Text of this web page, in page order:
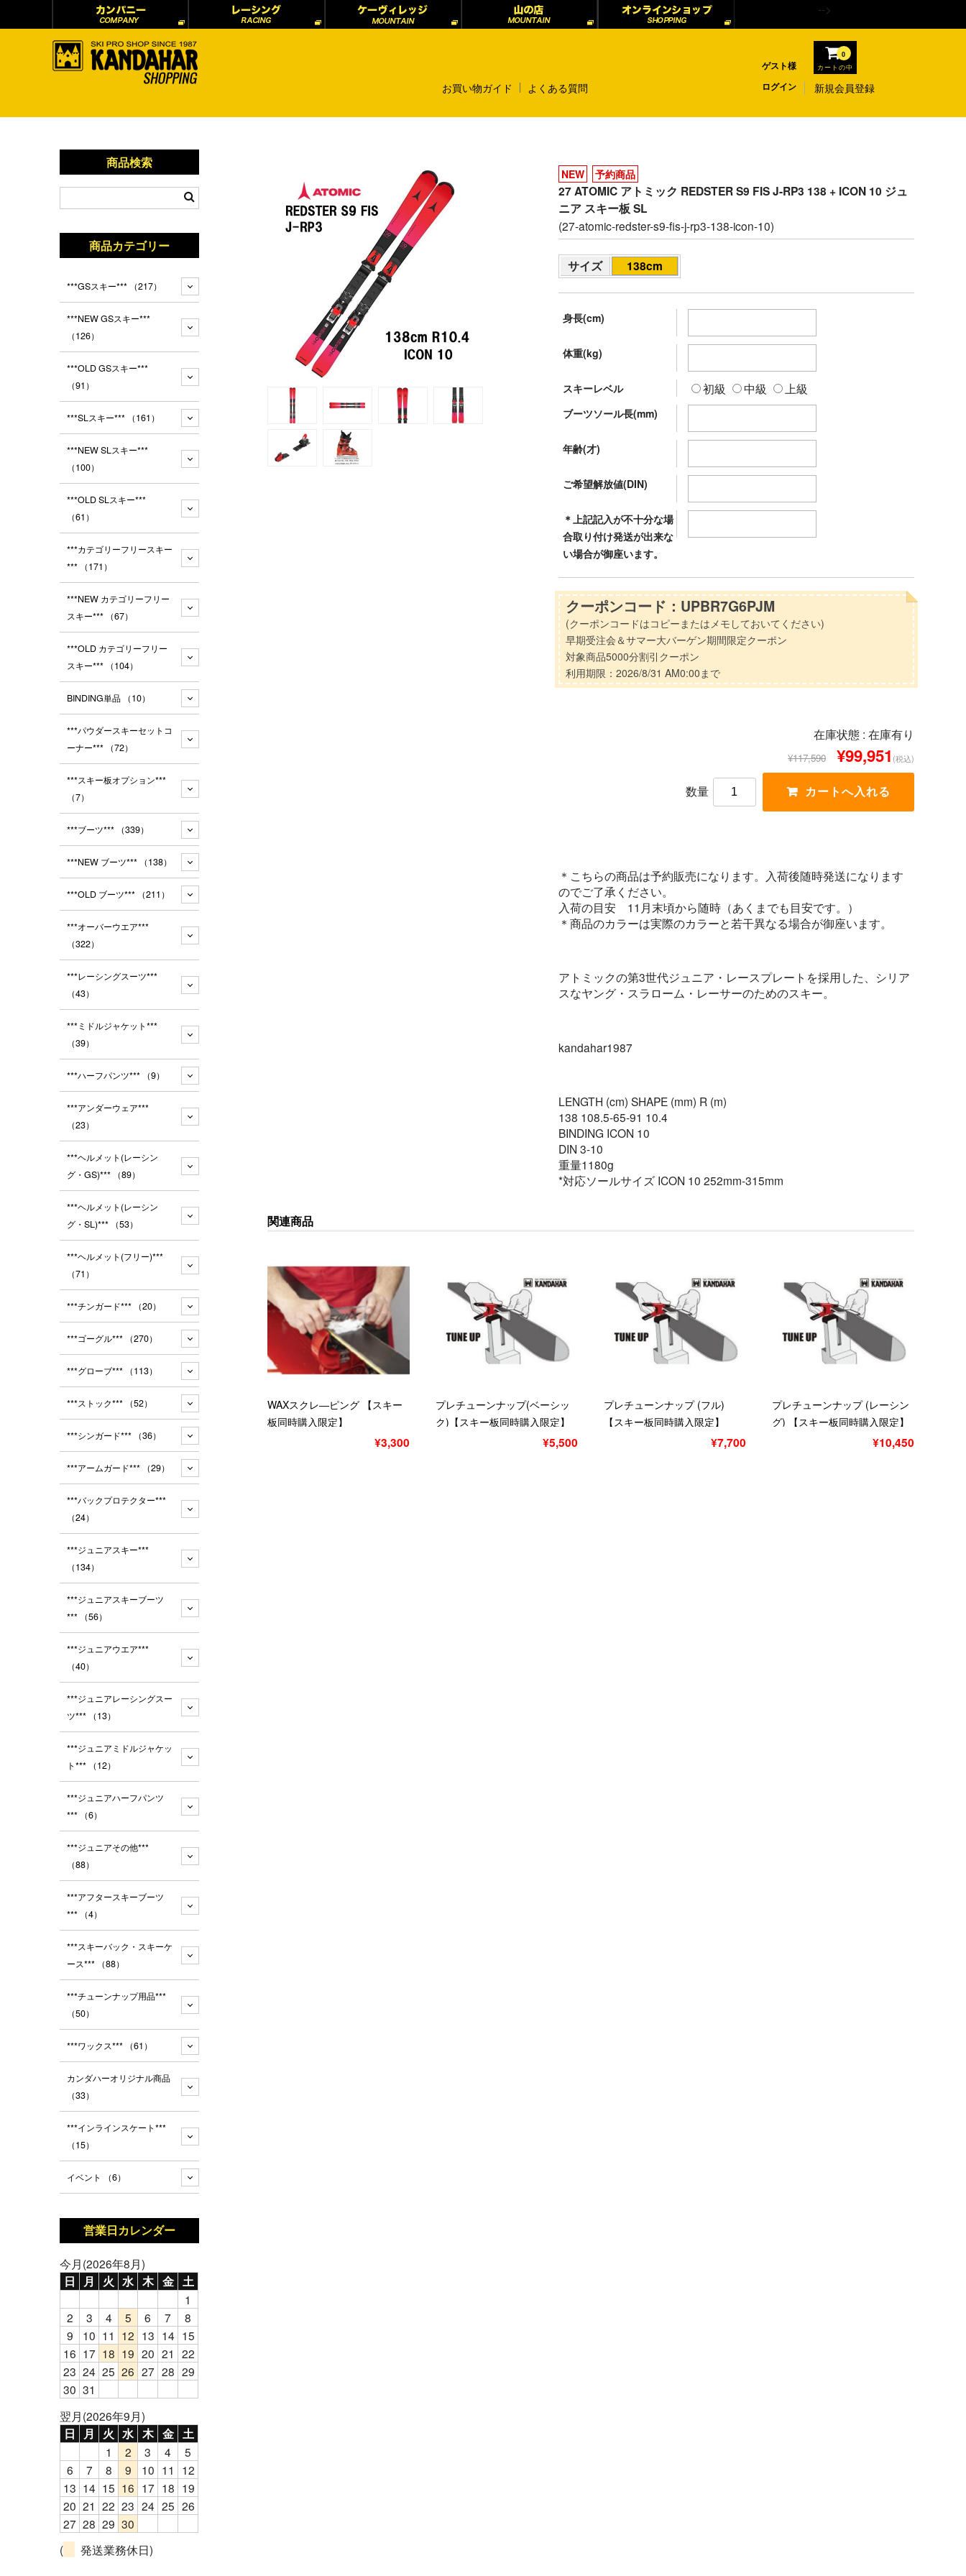
-->
ゲスト様 カートの中
0
ログイン 新規会員登録
お買い物ガイド よくある質問
NEW 予約商品
27 ATOMIC アトミック REDSTER S9 FIS J-RP3 138 + ICON 10 ジュ
ニア スキー板 SL
(27-atomic-redster-s9-fis-j-rp3-138-icon-10)
サイズ 138cm
身長(cm)
体重(kg)
スキーレベル 初級 中級 上級
ブーツソール長(mm)
年齢(才)
ご希望解放値(DIN)
＊上記記入が不十分な場
合取り付け発送が出来な
い場合が御座います。
クーポンコード：UPBR7G6PJM
(クーポンコードはコピーまたはメモしておいてください)
早期受注会＆サマー大バーゲン期間限定クーポン
対象商品5000分割引クーポン
利用期限：2026/8/31 AM0:00まで
在庫状態 : 在庫有り
¥117,590 ¥99,951 (税込)
数量
＊こちらの商品は予約販売になります。入荷後随時発送になります
のでご了承ください。
入荷の目安 11月末頃から随時（あくまでも目安です。）
＊商品のカラーは実際のカラーと若干異なる場合が御座います。
アトミックの第3世代ジュニア・レースプレートを採用した、シリア
スなヤング・スラローム・レーサーのためのスキー。
kandahar1987
LENGTH (cm) SHAPE (mm) R (m)
138 108.5-65-91 10.4
BINDING ICON 10
DIN 3-10
重量1180g
*対応ソールサイズ ICON 10 252mm-315mm
関連商品
WAXスクレ―ピング 【スキー
板同時購入限定】
¥3,300
プレチューンナップ(ベーシッ
ク)【スキー板同時購入限定】
¥5,500
プレチューンナップ (フル)
【スキー板同時購入限定】
¥7,700
プレチューンナップ (レーシン
グ) 【スキー板同時購入限定】
¥10,450
商品検索
商品カテゴリー
***GSスキー*** （217）
***NEW GSスキー***
（126）
***OLD GSスキー***
（91）
***SLスキー*** （161）
***NEW SLスキー***
（100）
***OLD SLスキー***
（61）
***カテゴリーフリースキー
*** （171）
***NEW カテゴリーフリー
スキー*** （67）
***OLD カテゴリーフリー
スキー*** （104）
BINDING単品 （10）
***パウダースキーセットコ
ーナー*** （72）
***スキー板オプション***
（7）
***ブーツ*** （339）
***NEW ブーツ*** （138）
***OLD ブーツ*** （211）
***オーバーウエア***
（322）
***レーシングスーツ***
（43）
***ミドルジャケット***
（39）
***ハーフパンツ*** （9）
***アンダーウェア***
（23）
***ヘルメット(レーシン
グ・GS)*** （89）
***ヘルメット(レーシン
グ・SL)*** （53）
***ヘルメット(フリー)***
（71）
***チンガード*** （20）
***ゴーグル*** （270）
***グローブ*** （113）
***ストック*** （52）
***シンガード*** （36）
***アームガード*** （29）
***バックプロテクター***
（24）
***ジュニアスキー***
（134）
***ジュニアスキーブーツ
*** （56）
***ジュニアウエア***
（40）
***ジュニアレーシングスー
ツ*** （13）
***ジュニアミドルジャケッ
ト*** （12）
***ジュニアハーフパンツ
*** （6）
***ジュニアその他***
（88）
***アフタースキーブーツ
*** （4）
***スキーバック・スキーケ
ース*** （88）
***チューンナップ用品***
（50）
***ワックス*** （61）
カンダハーオリジナル商品
（33）
***インラインスケート***
（15）
イベント （6）
営業日カレンダー
今月(2026年8月)
日 月 火 水 木 金 土
1
2
3 4 5 6 7
8
9
10 11 12 13 14 15
16 17 18 19 20 21 22
23 24 25 26 27 28 29
30 31
翌月(2026年9月)
日 月 火 水 木 金 土
1 2 3 4
5
6
7 8 9 10 11
12
13 14 15 16 17 18 19
20 21 22 23 24 25 26
27 28 29 30
(
発送業務休日)